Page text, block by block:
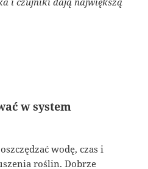
w system
wodę, czas i
roślin. Dobrze